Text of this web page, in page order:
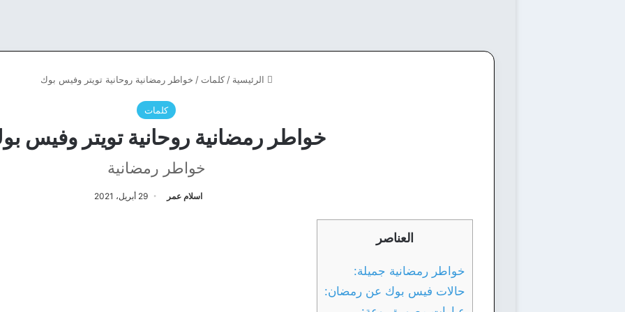
الرئيسية / كلمات / خواطر رمضانية روحانية تويتر وفيس بوك
كلمات
خواطر رمضانية روحانية تويتر وفيس
خواطر رمضانية
اسلام عمر 29 أبريل، 2021
العناصر
خواطر رمضانية جميلة:
حالات فيس بوك عن رمضان: